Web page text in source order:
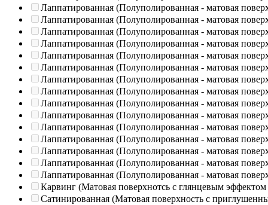
Лаппатированная (Полуполированная - матовая
Лаппатированная (Полуполированная - матовая
Лаппатированная (Полуполированная - матовая
Лаппатированная (Полуполированная - матовая
Лаппатированная (Полуполированная - матовая
Лаппатированная (Полуполированная - матовая
Лаппатированная (Полуполированная - матовая
Лаппатированная (Полуполированная - матовая
Лаппатированная (Полуполированная - матовая
Лаппатированная (Полуполированная - матовая
Лаппатированная (Полуполированная - матовая
Лаппатированная (Полуполированная - матовая
Лаппатированная (Полуполированная - матовая
Лаппатированная (Полуполированная - матовая
Лаппатированная (Полуполированная - матовая
Карвинг (Матовая поверхнотсь с глянцевым эффектом
Сатинированная (Матовая поверхность с